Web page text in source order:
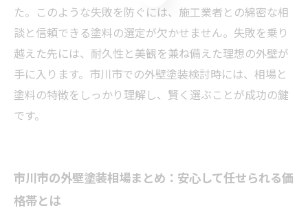
た。このような失敗を防ぐには、施工業者との綿密な相
談と信頼できる塗料の選定が欠かせません。失敗を乗り
越えた先には、耐久性と美観を兼ね備えた理想の外壁が
手に入ります。市川市での外壁塗装検討時には、相場と
塗料の特徴をしっかり理解し、賢く選ぶことが成功の鍵
です。
市川市の外壁塗装相場まとめ：安心して任せられる価
格帯とは